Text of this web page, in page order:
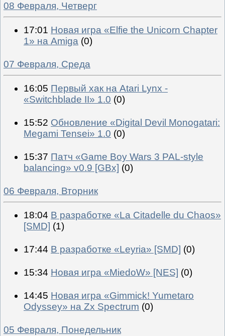
08 Февраля, Четверг
17:01 Новая игра «Elfie the Unicorn Chapter
1» на Amiga (0)
07 Февраля, Среда
16:05 Первый хак на Atari Lynx -
«Switchblade II» 1.0 (0)
15:52 Обновление «Digital Devil Monogatari:
Megami Tensei» 1.0 (0)
15:37 Патч «Game Boy Wars 3 PAL-style
balancing» v0.9 [GBx] (0)
06 Февраля, Вторник
18:04 В разработке «La Citadelle du Chaos»
[SMD] (1)
17:44 В разработке «Leyria» [SMD] (0)
15:34 Новая игра «MiedoW» [NES] (0)
14:45 Новая игра «Gimmick! Yumetaro
Odyssey» на Zx Spectrum (0)
05 Февраля, Понедельник